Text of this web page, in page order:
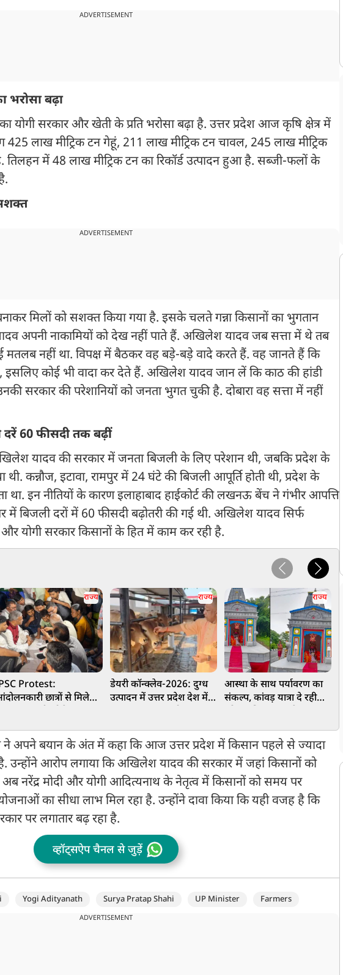
ADVERTISEMENT
भरोसा बढ़ा
योगी सरकार और खेती के प्रति भरोसा बढ़ा है. उत्तर प्रदेश आज कृषि क्षेत्र में
425 लाख मीट्रिक टन गेहूं, 211 लाख मीट्रिक टन चावल, 245 लाख मीट्रिक
तिलहन में 48 लाख मीट्रिक टन का रिकॉर्ड उत्पादन हुआ है. सब्जी-फलों के
ADVERTISEMENT
मिलों को सशक्त किया गया है. इसके चलते गन्ना किसानों का भुगतान
अपनी नाकामियों को देख नहीं पाते हैं. अखिलेश यादव जब सत्ता में थे तब
मतलब नहीं था. विपक्ष में बैठकर वह बड़े-बड़े वादे करते हैं. वह जानते हैं कि
इसलिए कोई भी वादा कर देते हैं. अखिलेश यादव जान लें कि काठ की हांडी
सरकार की परेशानियों को जनता भुगत चुकी है. दोबारा वह सत्ता में नहीं
60 फीसदी तक बढ़ीं
यादव की सरकार में जनता बिजली के लिए परेशान थी, जबकि प्रदेश के
कन्नौज, इटावा, रामपुर में 24 घंटे की बिजली आपूर्ति होती थी, प्रदेश के
था. इन नीतियों के कारण इलाहाबाद हाईकोर्ट की लखनऊ बेंच ने गंभीर आपत्ति
बिजली दरों में 60 फीसदी बढ़ोतरी की गई थी. अखिलेश यादव सिर्फ
योगी सरकार किसानों के हित में काम कर रही है.
राज्य
Protest:
छात्रों से मिले
राज्य
डेयरी कॉन्क्लेव-2026: दुग्ध
उत्पादन में उत्तर प्रदेश देश में
राज्य
आस्था के साथ पर्यावरण का
संकल्प, कांवड़ यात्रा दे रही
ने अपने बयान के अंत में कहा कि आज उत्तर प्रदेश में किसान पहले से ज्यादा
आरोप लगाया कि अखिलेश यादव की सरकार में जहां किसानों को
नरेंद्र मोदी और योगी आदित्यनाथ के नेतृत्व में किसानों को समय पर
का सीधा लाभ मिल रहा है. उन्होंने दावा किया कि यही वजह है कि
पर लगातार बढ़ रहा है.
व्हॉट्सऐप चैनल से जुड़ें
Yogi Adityanath Surya Pratap Shahi UP Minister Farmers
ADVERTISEMENT